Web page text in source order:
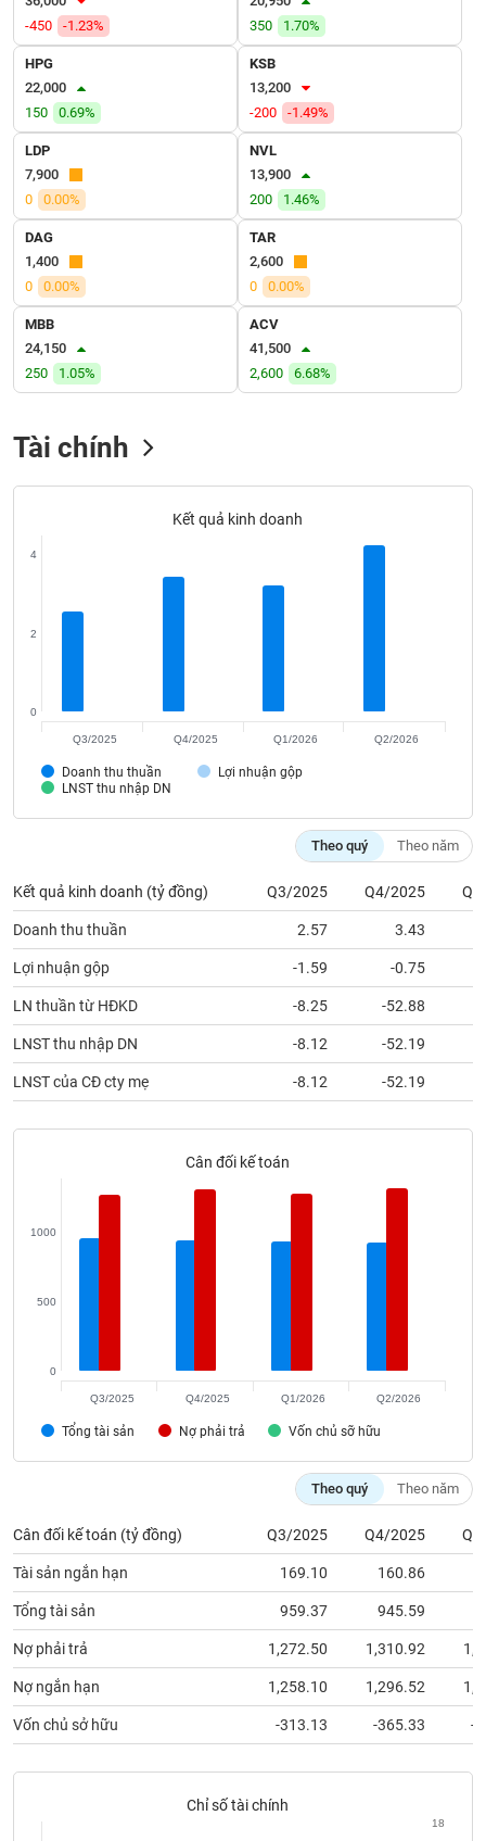
-450
-1.23%
350
1.70%
HPG
22,000
150
0.69%
KSB
13,200
-200
-1.49%
LDP
7,900
0
0.00%
NVL
13,900
200
1.46%
DAG
1,400
0
0.00%
TAR
2,600
0
0.00%
MBB
24,150
250
1.05%
ACV
41,500
2,600
6.68%
Tài chính
Kết quả kinh doanh
Doanh thu thuần
Lợi nhuận gộp
LNST thu nhập DN
0
2
4
Q3/2025 Q4/2025 Q1/2026 Q2/2026
Theo quý Theo năm
Kết quả kinh doanh (tỷ đồng) Q3/2025 Q4/2025
Doanh thu thuần 2.57 3.43
Lợi nhuận gộp -1.59 -0.75
LN thuần từ HĐKD -8.25 -52.88
LNST thu nhập DN -8.12 -52.19
LNST của CĐ cty mẹ -8.12 -52.19
Cân đối kế toán
Tổng tài sản Nợ phải trả Vốn chủ sỡ hữu
0
500
1000
Q3/2025 Q4/2025 Q1/2026 Q2/2026
Theo quý Theo năm
Cân đối kế toán (tỷ đồng) Q3/2025 Q4/2025
Tài sản ngắn hạn 169.10 160.86
Tổng tài sản 959.37 945.59
Nợ phải trả 1,272.50 1,310.92
Nợ ngắn hạn 1,258.10 1,296.52
Vốn chủ sở hữu -313.13 -365.33 -
Chỉ số tài chính
18
VỤ
TRUYỀN
ÍCH
BẤT
ĐỘNG
SẢN
Mã
khoán
(-)
Chứng
Lãnh
tức
(-)
Bài
(-)
Báo
cáo
phân
tích
(-)
Thuật
ngữ
(-)
chính
Công
cụ
đầu
tư